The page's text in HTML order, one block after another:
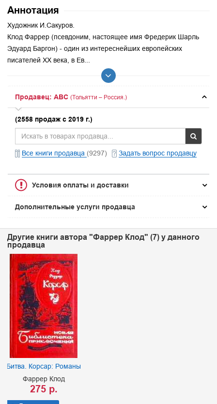
Аннотация
Художник И.Сакуров.
Клод Фаррер (псевдоним, настоящее имя Фредерик Шарль
Эдуард Баргон) - один из интереснейших европейских
писателей XX века, в Ев...
Продавец: ABC (Тольятти – Россия.)
(2558 продаж с 2019 г.)
Все книги продавца (9297) Задать вопрос продавцу
Условия оплаты и доставки
Дополнительные услуги продавца
Другие книги автора "Фаррер Клод" (7) у данного
продавца
Битва. Корсар: Романы
Фаррер Клод
275 р.